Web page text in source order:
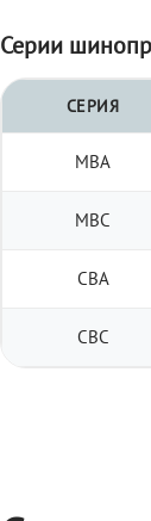
Серии
СЕРИЯ
МВА
МВС
СВА
СВС